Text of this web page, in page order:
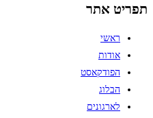
תפריט אתר
ראשי
אודות
הפודקאסט
הבלוג
לארגונים